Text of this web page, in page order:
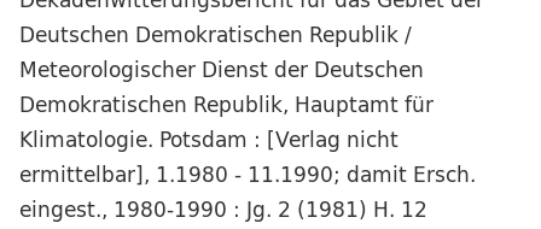
Deutschen Demokratischen Republik /
Meteorologischer Dienst der Deutschen
Demokratischen Republik, Hauptamt für
Klimatologie. Potsdam : [Verlag nicht
ermittelbar], 1.1980 - 11.1990; damit Ersch.
eingest., 1980-1990 : Jg. 2 (1981) H. 12